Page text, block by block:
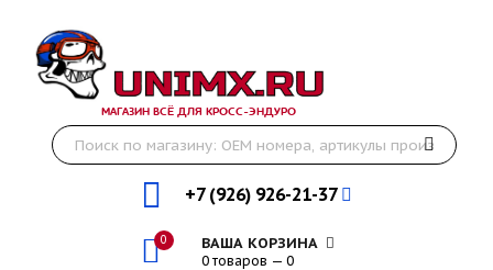
МАГАЗИН ВСЁ ДЛЯ КРОСС-ЭНДУРО
+7 (926) 926-21-37
0 ВАША КОРЗИНА
0 товаров — 0